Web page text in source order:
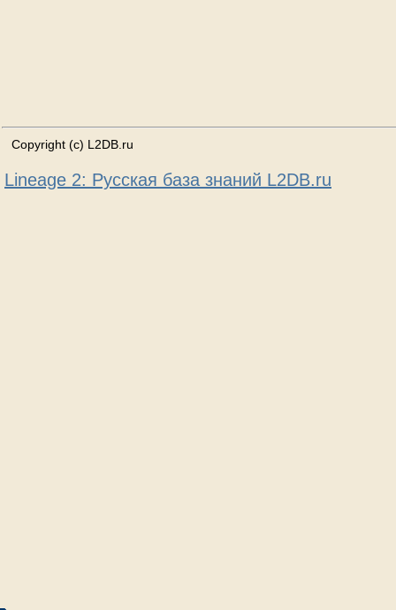
Copyright (c) L2DB.ru
Lineage 2: Русская база знаний L2DB.ru